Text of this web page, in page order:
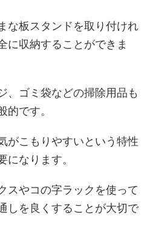
な板スタンドを取り付けれ
に収納することができま
、ゴミ袋などの掃除用品も
的です。
がこもりやすいという特性
になります。
スやコの字ラックを使って
しを良くすることが大切で